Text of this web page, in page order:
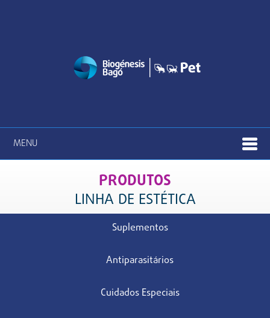
MENU
PRODUTOS
LINHA DE ESTÉTICA
Suplementos
Antiparasitários
Cuidados Especiais